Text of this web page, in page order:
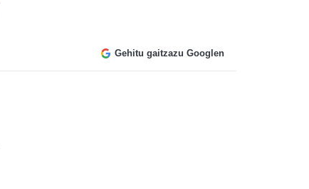
Gehitu gaitzazu Googlen